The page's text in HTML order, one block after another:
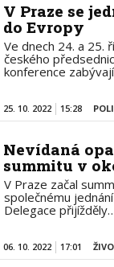
V Praze se
do Evropy
Ve dnech 24. a 25.
českého
konference
25. 10. 2022 15:28
Nevídaná
summitu v
V Praze začal
společnému
Delegace
06. 10. 2022 17:01